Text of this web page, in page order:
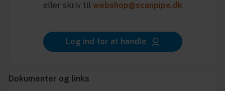
eller skriv til webshop@scanpipe.dk
Log ind for at handle
Dokumenter og links